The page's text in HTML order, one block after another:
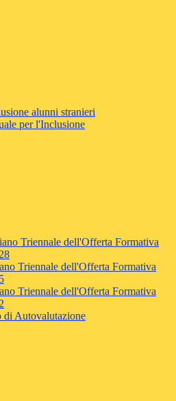
alunni stranieri
per l'Inclusione
Triennale dell'Offerta Formativa
Triennale dell'Offerta Formativa
Triennale dell'Offerta Formativa
Autovalutazione